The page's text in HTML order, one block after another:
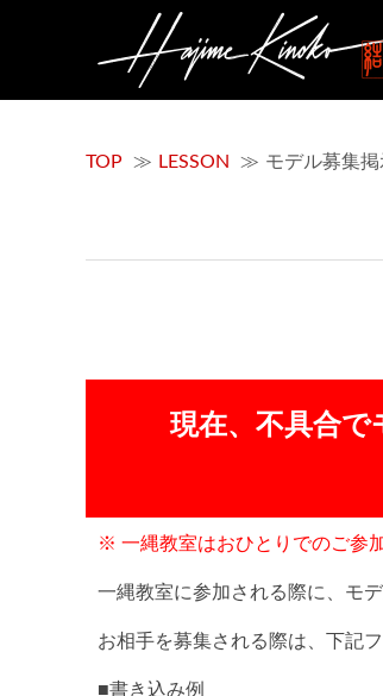
TOP LESSON モデル募集掲
現在、不具合で
※ 一縄教室はおひとりでのご参
一縄教室に参加される際に、モ
お相手を募集される際は、下記
■書き込み例